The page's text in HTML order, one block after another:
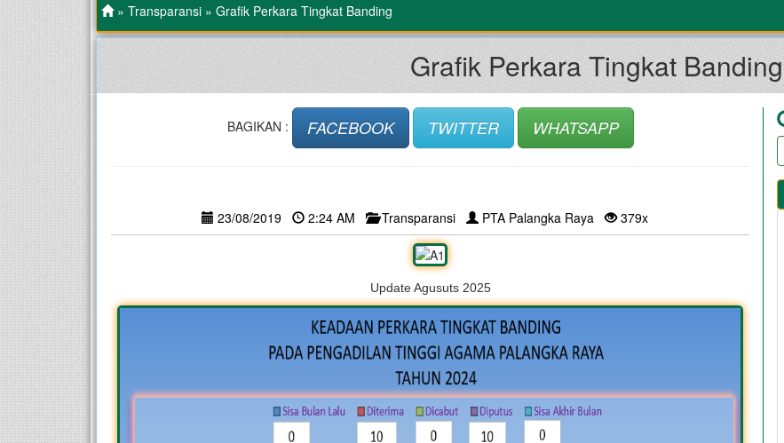
» Transparansi » Grafik Perkara Tingkat Banding
Grafik Perkara Tingkat Banding
BAGIKAN : FACEBOOK TWITTER WHATSAPP
23/08/2019 2:24 AM Transparansi PTA Palangka Raya 379x
Update Agusuts 2025